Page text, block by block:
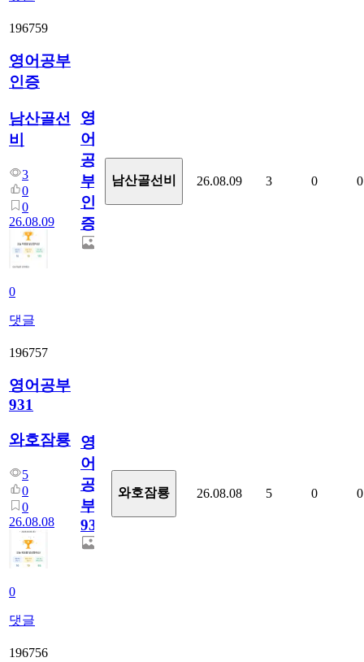
196759
영어공부
인증
남산골선
비
3
0
0
26.08.09
0
댓글
영
어
공
부
인
증
남산골선비 26.08.09 3 0 0
196757
영어공부
931
와호잠룡
5
0
0
26.08.08
0
댓글
영
어
공
부
931
와호잠룡 26.08.08 5 0 0
196756